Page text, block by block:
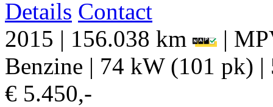
Details Contact
2015 | 156.038 km |
Benzine | 74 kW (101 pk) |
€ 5.450,-